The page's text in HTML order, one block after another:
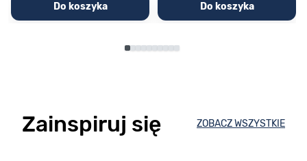
Do koszyka Do koszyka
Zainspiruj się ZOBACZ WSZYSTKIE